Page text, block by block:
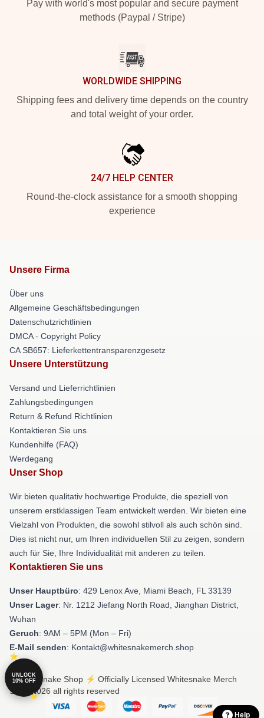
Pay with world's most popular and secure payment
methods (Paypal / Stripe)
WORLDWIDE SHIPPING
Shipping fees and delivery time depends on the country
and total weight of your order.
24/7 HELP CENTER
Round-the-clock assistance for a smooth shopping
experience
Unsere Firma
Über uns
Allgemeine Geschäftsbedingungen
Datenschutzrichtlinien
DMCA - Copyright Policy
CA SB657: Lieferkettentransparenzgesetz
Unsere Unterstützung
Versand und Lieferrichtlinien
Zahlungsbedingungen
Return & Refund Richtlinien
Kontaktieren Sie uns
Kundenhilfe (FAQ)
Werdegang
Unser Shop
Wir bieten qualitativ hochwertige Produkte, die speziell von
unserem erstklassigen Team entwickelt werden. Wir bieten eine
Vielzahl von Produkten, die sowohl stilvoll als auch schön sind.
Dies ist nicht nur, um Ihren individuellen Stil zu zeigen, sondern
auch für Sie, Ihre Individualität mit anderen zu teilen.
Kontaktieren Sie uns
Unser Hauptbüro: 429 Lenox Ave, Miami Beach, FL 33139
Unser Lager: Nr. 1212 Jiefang North Road, Jianghan District,
Wuhan
Geruch: 9AM – 5PM (Mon – Fri)
E-Mail senden: Kontakt@whitesnakemerch.shop
© Whitesnake Shop ⚡️ Officially Licensed Whitesnake Merch
Store 2026 all rights reserved
Help
UNLOCK
10% OFF